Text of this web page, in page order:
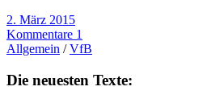
2. März 2015
Kommentare 1
Allgemein /VfB
Die neuesten Texte: